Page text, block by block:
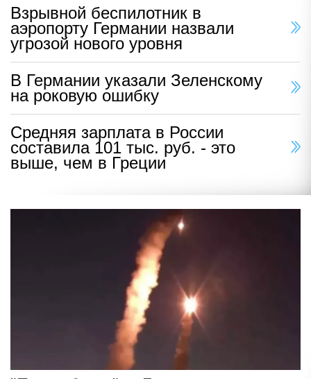
Взрывной беспилотник в
аэропорту Германии назвали
угрозой нового уровня
В Германии указали Зеленскому
на роковую ошибку
Средняя зарплата в России
составила 101 тыс. руб. - это
выше, чем в Греции